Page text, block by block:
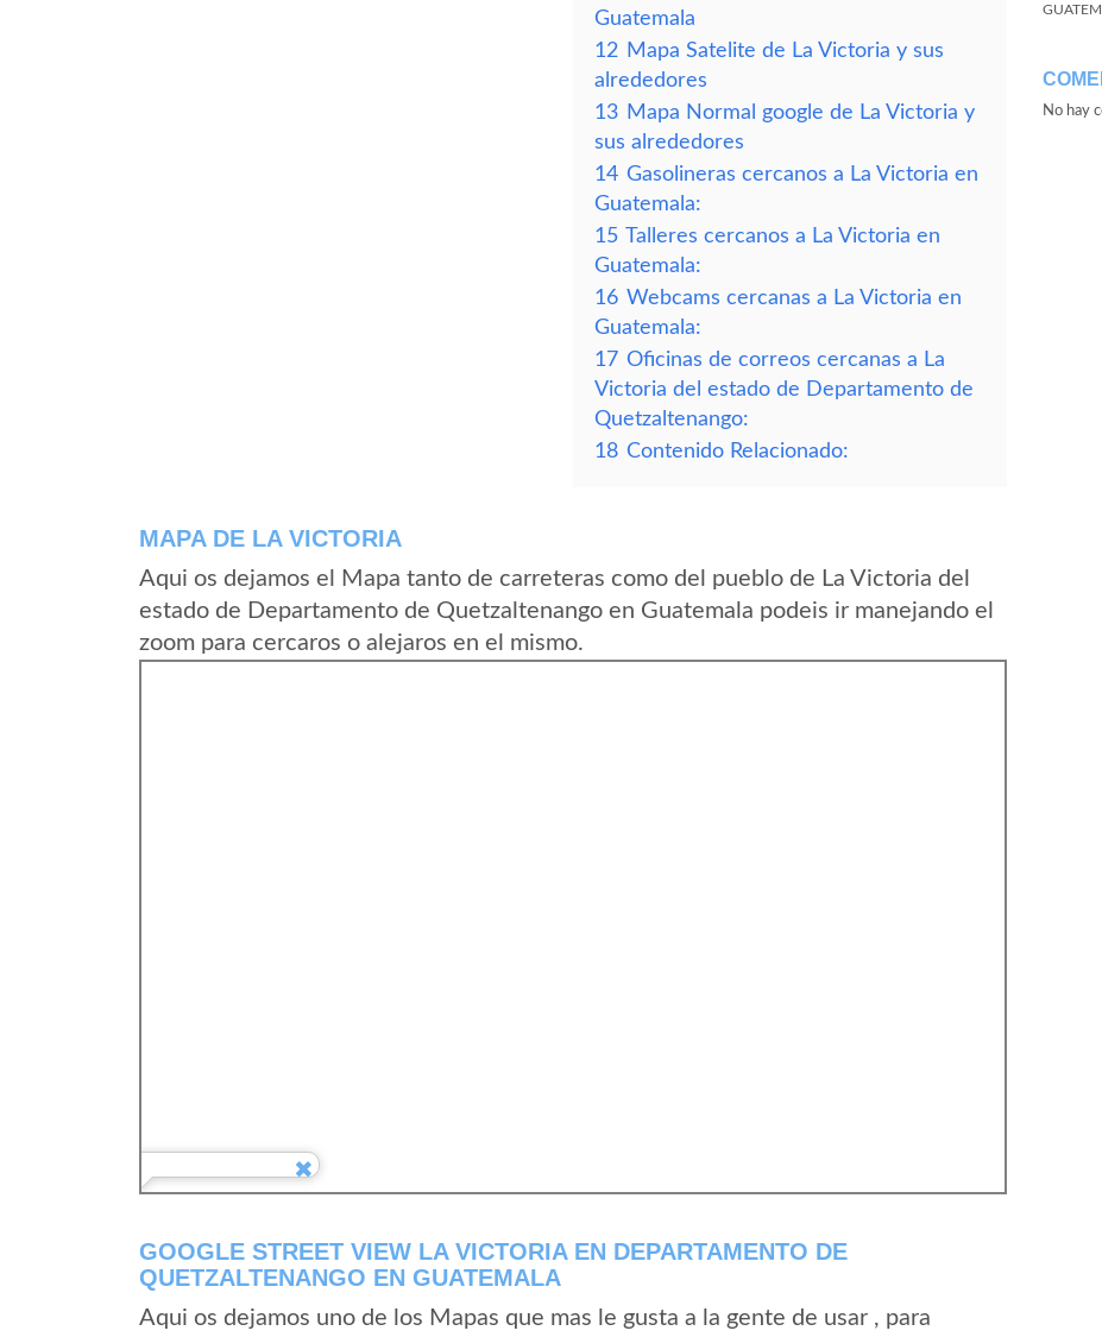
Guatemala
12 Mapa Satelite de La Victoria y sus
alrededores
13 Mapa Normal google de La Victoria y
sus alrededores
14 Gasolineras cercanos a La Victoria en
Guatemala:
15 Talleres cercanos a La Victoria en
Guatemala:
16 Webcams cercanas a La Victoria en
Guatemala:
17 Oficinas de correos cercanas a La
Victoria del estado de Departamento de
Quetzaltenango:
18 Contenido Relacionado:
MAPA DE LA VICTORIA
Aqui os dejamos el Mapa tanto de carreteras como del pueblo de La Victoria del
estado de Departamento de Quetzaltenango en Guatemala podeis ir manejando el
zoom para cercaros o alejaros en el mismo.
GOOGLE STREET VIEW LA VICTORIA EN DEPARTAMENTO DE
QUETZALTENANGO EN GUATEMALA
Aqui os dejamos uno de los Mapas que mas le gusta a la gente de usar , para
No hay